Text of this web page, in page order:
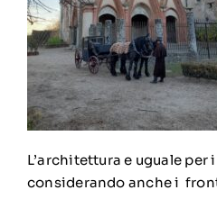
L’architettura e uguale per
considerando anche i